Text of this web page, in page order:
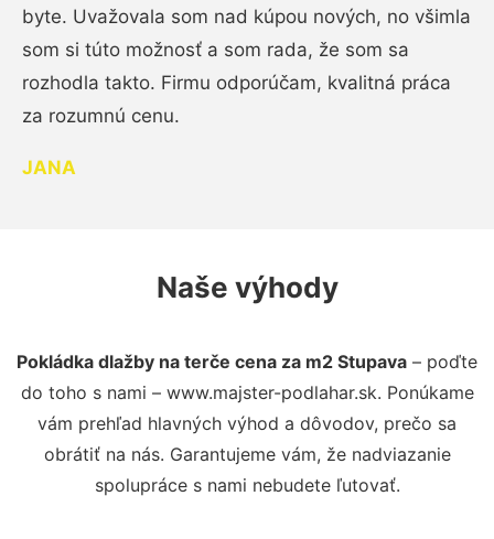
byte. Uvažovala som nad kúpou nových, no všimla
som si túto možnosť a som rada, že som sa
rozhodla takto. Firmu odporúčam, kvalitná práca
za rozumnú cenu.
JANA
Naše výhody
Pokládka dlažby na terče cena za m2 Stupava – poďte
do toho s nami – www.majster-podlahar.sk. Ponúkame
vám prehľad hlavných výhod a dôvodov, prečo sa
obrátiť na nás. Garantujeme vám, že nadviazanie
spolupráce s nami nebudete ľutovať.